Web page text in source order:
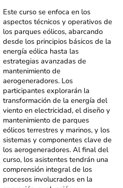
Este curso se enfoca en los
aspectos técnicos y operativos de
los parques eólicos, abarcando
desde los principios básicos de la
energía eólica hasta las
estrategias avanzadas de
mantenimiento de
aerogeneradores. Los
participantes explorarán la
transformación de la energía del
viento enelectricidad, el diseño y
mantenimiento de parques
eólicos terrestres y marinos, y los
sistemas ycomponentes clave de
los aerogeneradores. Al final del
curso, los asistentes tendrán una
comprensión integral de los
procesos involucrados en la